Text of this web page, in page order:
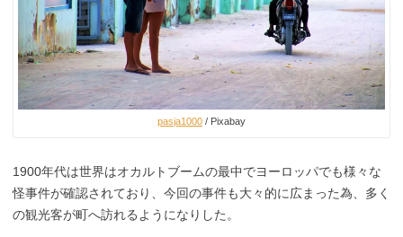
pasja1000 / Pixabay
1900年代は世界はオカルトブームの最中でヨーロッパでも様々な
怪事件が確認されており、今回の事件も大々的に広まった為、多く
の観光客が町へ訪れるようになりした。